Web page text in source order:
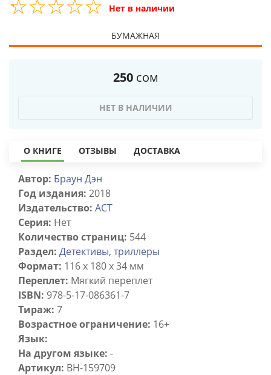
Нет в наличии
БУМАЖНАЯ
250 сом
НЕТ В НАЛИЧИИ
О КНИГЕ ОТЗЫВЫ ДОСТАВКА
Автор: Браун Дэн
Год издания: 2018
Издательство: ACT
Серия: Нет
Количество страниц: 544
Раздел: Детективы, триллеры
Формат: 116 х 180 x 34 мм
Переплет: Мягкий переплет
ISBN: 978-5-17-086361-7
Тираж: 7
Возрастное ограничение: 16+
Язык:
На другом языке: -
Артикул: BH-159709